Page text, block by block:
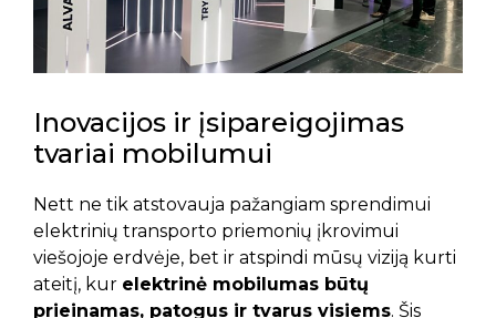
Inovacijos ir įsipareigojimas
tvariai mobilumui
Nett ne tik atstovauja pažangiam sprendimui
elektrinių transporto priemonių įkrovimui
viešojoje erdvėje, bet ir atspindi mūsų viziją kurti
ateitį, kur elektrinė mobilumas būtų
prieinamas, patogus ir tvarus visiems. Šis